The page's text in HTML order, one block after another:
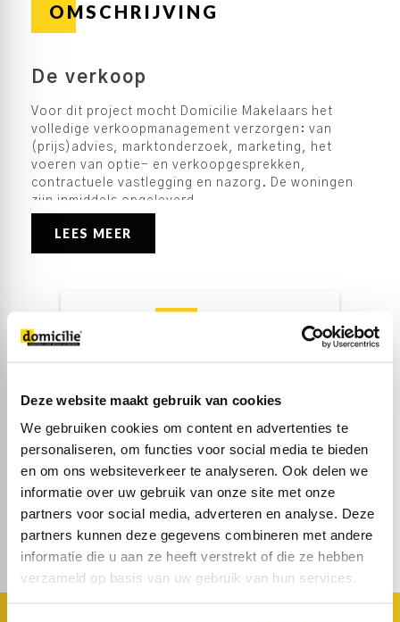
Deze website maakt gebruik van cookies
We gebruiken cookies om content en advertenties te
personaliseren, om functies voor social media te bieden
en om ons websiteverkeer te analyseren. Ook delen we
informatie over uw gebruik van onze site met onze
partners voor social media, adverteren en analyse. Deze
partners kunnen deze gegevens combineren met andere
informatie die u aan ze heeft verstrekt of die ze hebben
verzameld op basis van uw gebruik van hun services.
OMSCHRIJVING
De verkoop
Voor dit project mocht Domicilie Makelaars het
volledige verkoopmanagement verzorgen: van
(prijs)advies, marktonderzoek, marketing, het
voeren van optie- en verkoopgesprekken,
contractuele vastlegging en nazorg. De woningen
zijn inmiddels opgeleverd.
LEES MEER
Christiaan de Boer
0318-693502
DEEL DIT PROJECT